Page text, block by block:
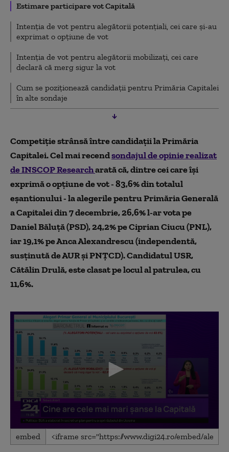
Estimare participare vot Capitală
Intenția de vot pentru alegătorii potențiali, cei care și-au
exprimat o opțiune de vot
Intenția de vot pentru alegătorii mobilizați, cei care
declară că merg sigur la vot
Cum se poziționează candidații pentru Primăria Capitalei
în alte sondaje
Competiție strânsă între candidații la Primăria
Capitalei. Cel mai recendsondajul de opinie realizat
de INSCOP Researcharată că, dintre cei care își
exprimă o opțiune de vot - 83,6% din totalul
eșantionului - la alegerile pentru Primăria Generală
a Capitalei din 7 decembrie, 26,6% l-ar vota pe
Daniel Băluță (PSD), 24,2% pe Ciprian Ciucu (PNL),
iar 19,1% pe Anca Alexandrescu (independentă,
susținută de AUR și PNȚCD). Candidatul USR,
Cătălin Drulă, este clasat pe locul al patrulea, cu
11,6%.
0
seconds
embed